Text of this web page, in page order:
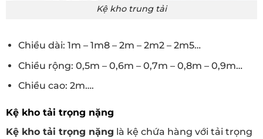
Kệ kho trung tải
Chiều dài: 1m – 1m8 – 2m – 2m2 – 2m5…
Chiều rộng: 0,5m – 0,6m – 0,7m – 0,8m – 0,9m…
Chiều cao: 2m….
Kệ kho tải trọng nặng
Kệ kho tải trọng nặng là kệ chứa hàng với tải trọng